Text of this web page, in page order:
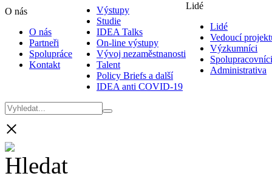
O nás
O nás
Partneři
Spolupráce
Kontakt
Výstupy
Studie
IDEA Talks
On-line výstupy
Vývoj nezaměstnanosti
Talent
Policy Briefs a další
IDEA anti COVID-19
Lidé
Lidé
Vedoucí
Výzkumníci
Spolupracovníci
Administrativa
×